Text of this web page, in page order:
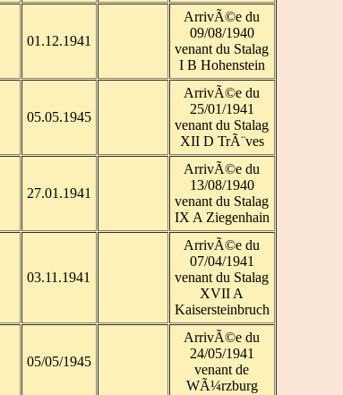
01.12.1941
ArrivÃ©e du
09/08/1940
venant du Stalag
I B Hohenstein
05.05.1945
ArrivÃ©e du
25/01/1941
venant du Stalag
XII D TrÃ¨ves
27.01.1941
ArrivÃ©e du
13/08/1940
venant du Stalag
IX A Ziegenhain
03.11.1941
ArrivÃ©e du
07/04/1941
venant du Stalag
XVII A
Kaisersteinbruch
05/05/1945
ArrivÃ©e du
24/05/1941
venant de
WÃ¼rzburg